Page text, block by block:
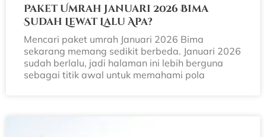
Paket Umrah Januari 2026 Bima
Sudah Lewat Lalu Apa?
Mencari paket umrah Januari 2026 Bima
sekarang memang sedikit berbeda. Januari 2026
sudah berlalu, jadi halaman ini lebih berguna
sebagai titik awal untuk memahami pola